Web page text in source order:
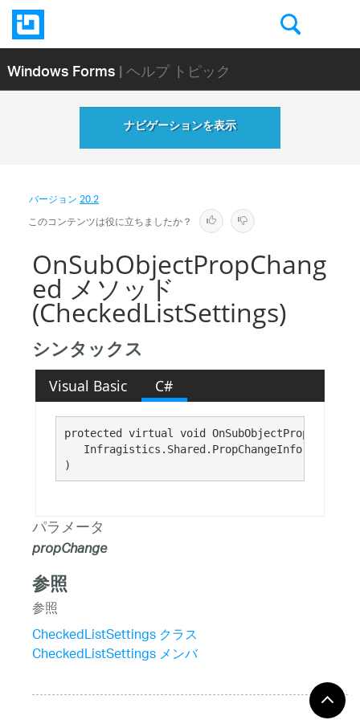
Windows Forms| ヘルプ トピック
ナビゲーションを表示
バージョン20.2
このコンテンツは役に立ちましたか？
OnSubObjectPropChang
ed メソッド
(CheckedListSettings)
シンタックス
Visual Basic C#
protected virtual void
Infragistics.Shared.PropChangeInfo
)
パラメータ
propChange
参照
参照
CheckedListSettings クラス
CheckedListSettings メンバ